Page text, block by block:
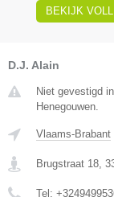
BEKIJK
D.J. Alain
Niet gevestigd
Henegouwen.
Vlaams-Brabant
Brugstraat 18,
Tel: